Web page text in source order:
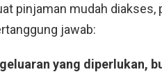
pinjaman mudah diakses,
jawab:
yang diperlukan,